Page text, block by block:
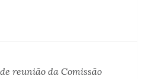
reunião da Comissão